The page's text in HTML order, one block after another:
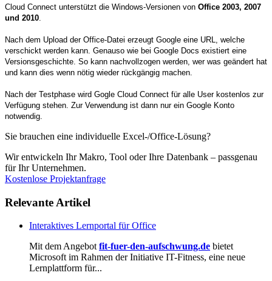
Cloud Connect unterstützt die Windows-Versionen von Office 2003, 2007
und 2010
Nach dem Upload der Office-Datei erzeugt Google eine URL, welche
verschickt werden kann. Genauso wie bei Google Docs existiert eine
Versionsgeschichte. So kann nachvollzogen werden, wer was geändert hat
und kann dies wenn nötig wieder rückgängig machen.
Nach der Testphase wird Gogle Cloud Connect für alle User kostenlos zur
Verfügung stehen. Zur Verwendung ist dann nur ein Google Konto
notwendig.
Sie brauchen eine individuelle Excel-/Office-Lösung?
Wir entwickeln Ihr Makro, Tool oder Ihre Datenbank – passgenau
für Ihr Unternehmen.
Kostenlose Projektanfrage
Relevante Artikel
Interaktives Lernportal für Office
Mit dem Angebot fit-fuer-den-aufschwung.de bietet
Microsoft im Rahmen der Initiative IT-Fitness, eine neue
Lernplattform für...